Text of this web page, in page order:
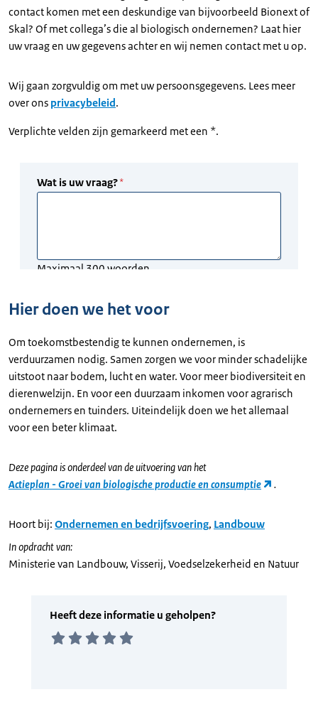
contact komen met een deskundige van bijvoorbeeld Bionext of
Skal? Of met collega’s die al biologisch ondernemen? Laat hier
uw vraag en uw gegevens achter en wij nemen contact met u op.
Wij gaan zorgvuldig om met uw persoonsgegevens. Lees meer
over ons privacybeleid.
Verplichte velden zijn gemarkeerd met een *.
Hier doen we het voor
Om toekomstbestendig te kunnen ondernemen, is
verduurzamen nodig. Samen zorgen we voor minder schadelijke
uitstoot naar bodem, lucht en water. Voor meer biodiversiteit en
dierenwelzijn. En voor een duurzaam inkomen voor agrarisch
ondernemers en tuinders. Uiteindelijk doen we het allemaal
voor een beter klimaat.
Deze pagina is onderdeel van de uitvoering van het
Actieplan - Groei van biologische productie en consumptie
.
Hoort bij: Ondernemen en bedrijfsvoering, Landbouw
In opdracht van:
Ministerie van Landbouw, Visserij, Voedselzekerheid en Natuur